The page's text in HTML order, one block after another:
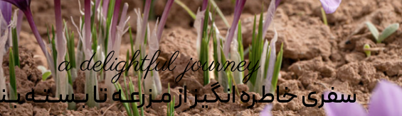
a delightful journey
سفری خاطره انگیز از مـزرعـه تا بـسـتـه